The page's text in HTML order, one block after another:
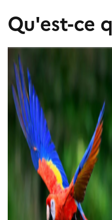
Qu'est-ce